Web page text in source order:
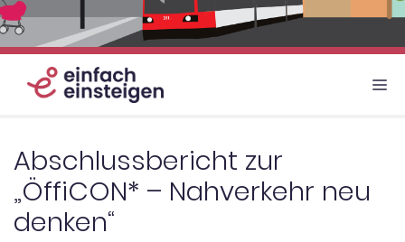
Abschlussbericht zur
„ÖffiCON* – Nahverkehr neu
denken“